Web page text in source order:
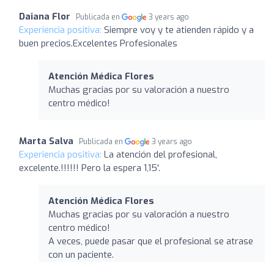
Daiana Flor Publicada en 3 years ago
Experiencia positiva: Siempre voy y te atienden rápido y a
buen precios.Excelentes Profesionales
Atención Médica Flores
Muchas gracias por su valoración a nuestro
centro médico!
Marta Salva Publicada en 3 years ago
Experiencia positiva: La atención del profesional,
excelente.!!!!!! Pero la espera 1,15'.
Atención Médica Flores
Muchas gracias por su valoración a nuestro
centro médico!
A veces, puede pasar que el profesional se atrase
con un paciente.